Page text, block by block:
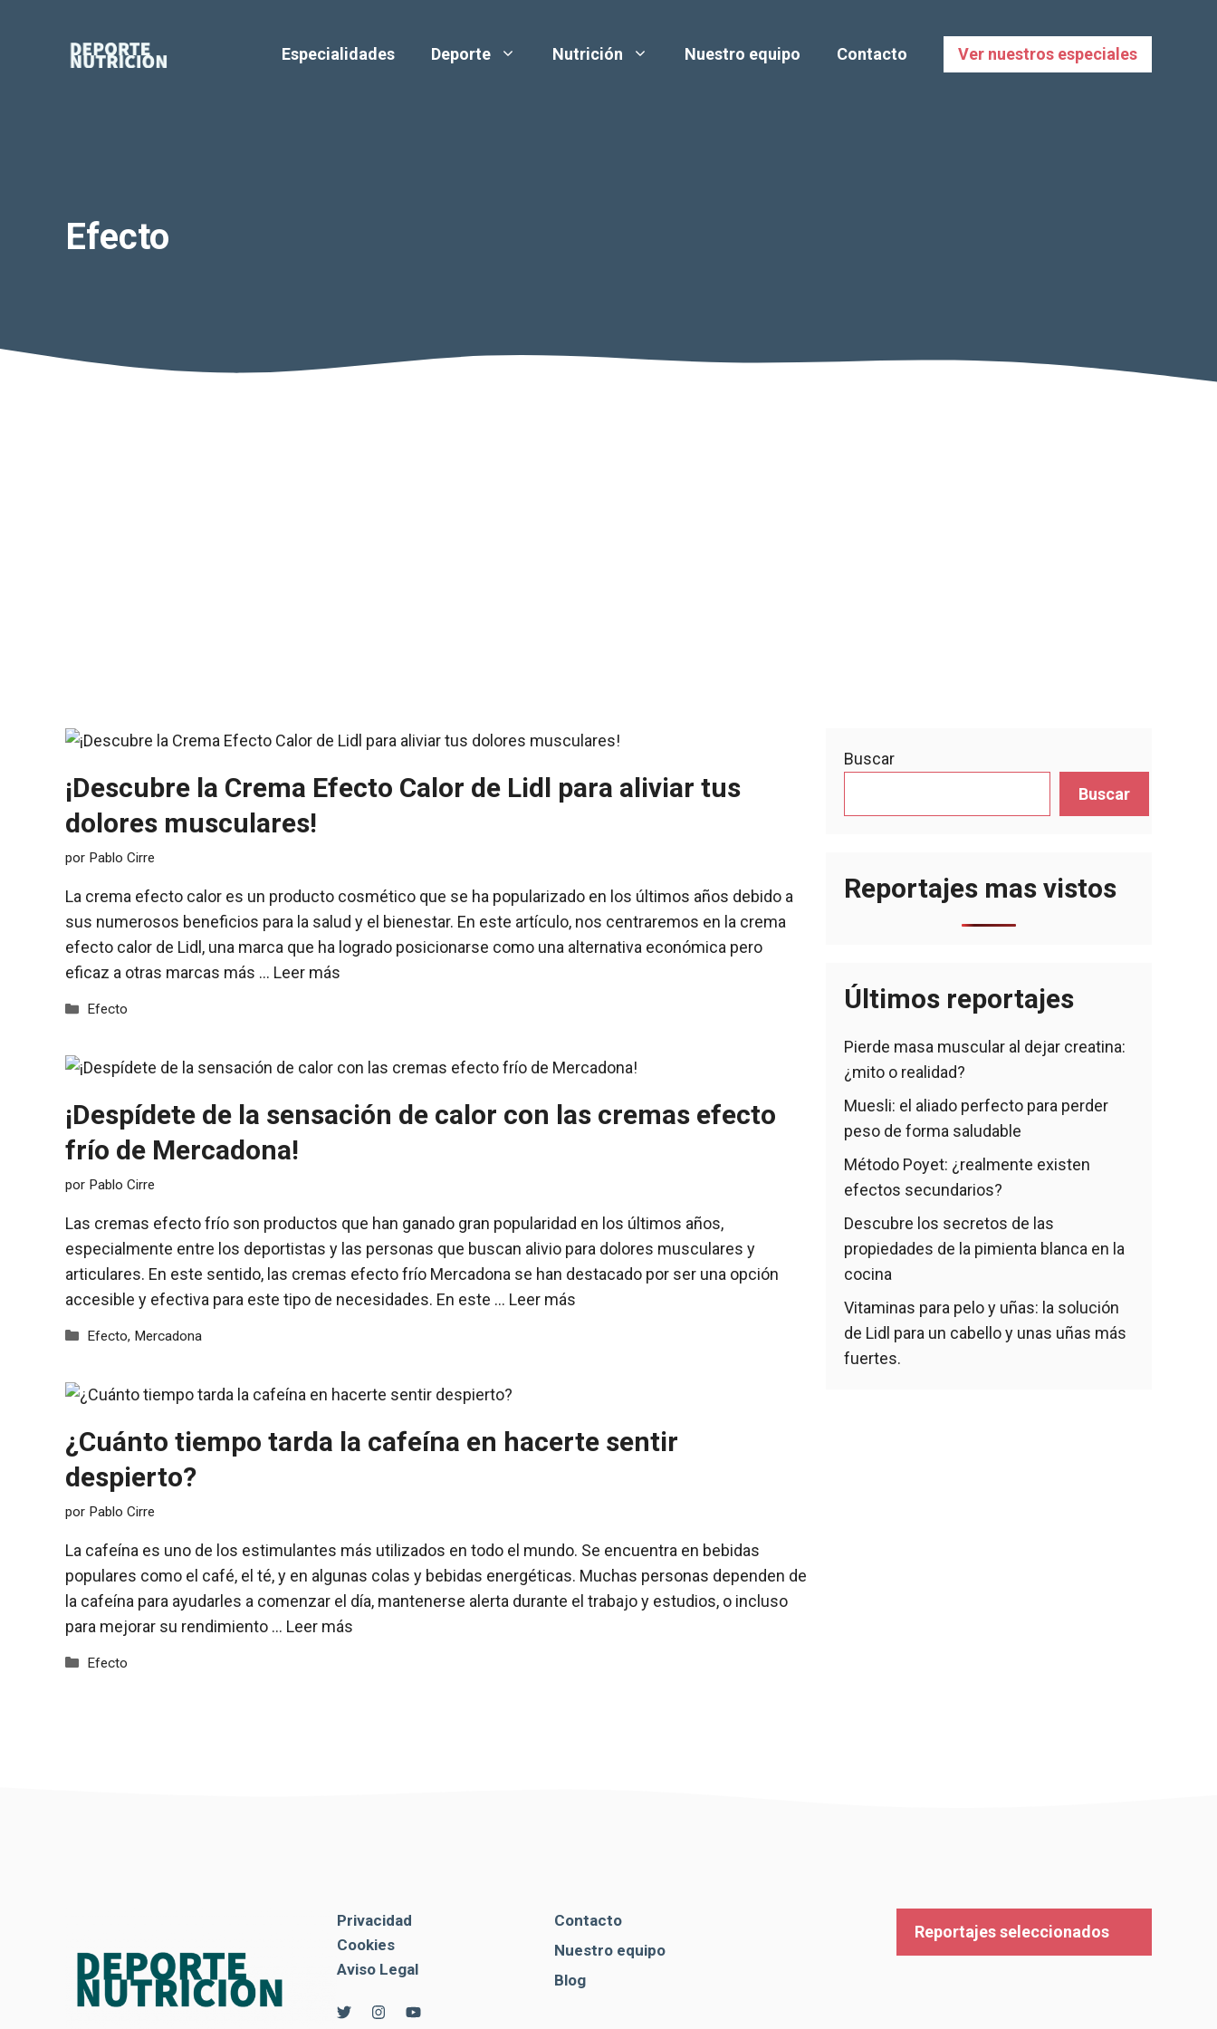
Especialidades Deporte Nutrición Nuestro equipo Contacto Ver nuestros especiales
Efecto
¡Descubre la Crema Efecto Calor de Lidl para aliviar tus
dolores musculares!
por Pablo Cirre
La crema efecto calor es un producto cosmético que se ha popularizado en los últimos años debido a
sus numerosos beneficios para la salud y el bienestar. En este artículo, nos centraremos en la crema
efecto calor de Lidl, una marca que ha logrado posicionarse como una alternativa económica pero
eficaz a otras marcas más … Leer más
Categorías
Efecto
¡Despídete de la sensación de calor con las cremas efecto
frío de Mercadona!
por Pablo Cirre
Las cremas efecto frío son productos que han ganado gran popularidad en los últimos años,
especialmente entre los deportistas y las personas que buscan alivio para dolores musculares y
articulares. En este sentido, las cremas efecto frío Mercadona se han destacado por ser una opción
accesible y efectiva para este tipo de necesidades. En este … Leer más
Categorías
Efecto, Mercadona
¿Cuánto tiempo tarda la cafeína en hacerte sentir
despierto?
por Pablo Cirre
La cafeína es uno de los estimulantes más utilizados en todo el mundo. Se encuentra en bebidas
populares como el café, el té, y en algunas colas y bebidas energéticas. Muchas personas dependen de
la cafeína para ayudarles a comenzar el día, mantenerse alerta durante el trabajo y estudios, o incluso
para mejorar su rendimiento … Leer más
Categorías
Efecto
Buscar
Buscar
Reportajes mas vistos
Últimos reportajes
Pierde masa muscular al dejar creatina:
¿mito o realidad?
Muesli: el aliado perfecto para perder
peso de forma saludable
Método Poyet: ¿realmente existen
efectos secundarios?
Descubre los secretos de las
propiedades de la pimienta blanca en la
cocina
Vitaminas para pelo y uñas: la solución
de Lidl para un cabello y unas uñas más
fuertes.
Privacidad
Cookies
Aviso Legal
Contacto
Nuestro equipo
Blog
Reportajes seleccionados